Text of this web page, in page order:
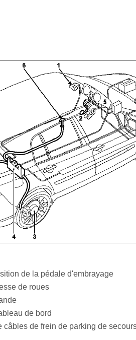
de la pédale d'embrayage
de roues
de bord
câbles de frein de parking de